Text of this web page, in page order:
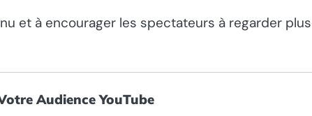
et à encourager les spectateurs à regarder plus
Audience YouTube